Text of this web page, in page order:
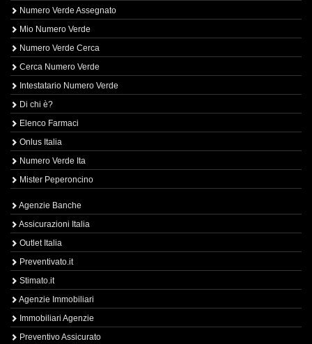
Numero Verde Assegnato
Mio Numero Verde
Numero Verde Cerca
Cerca Numero Verde
Intestatario Numero Verde
Di chi è?
Elenco Farmaci
Onlus Italia
Numero Verde Ita
Mister Peperoncino
Agenzie Banche
Assicurazioni Italia
Outlet Italia
Preventivato.it
Stimato.it
Agenzie Immobiliari
Immobiliari Agenzie
Preventivo Assicurato